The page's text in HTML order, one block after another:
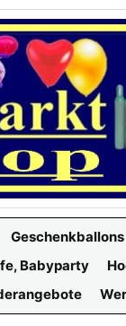
Geschenkballons
Babyparty